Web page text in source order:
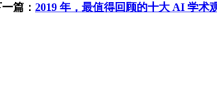
篇： 2019 年，最值得回顾的十大 AI 学术